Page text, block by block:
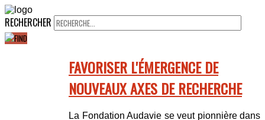
RECHERCHER
FAVORISER L'ÉMERGENCE DE
NOUVEAUX AXES DE RECHERCHE
La Fondation Audavie se veut pionnière dans